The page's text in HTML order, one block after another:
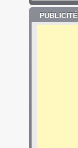
PUBLICITÉ